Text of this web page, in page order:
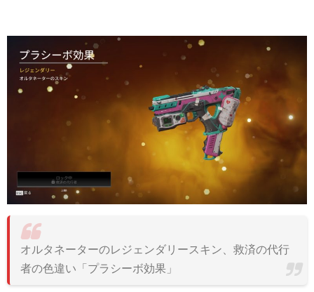
オルタネーターのレジェンダリースキン、救済の代行
者の色違い「プラシーボ効果」